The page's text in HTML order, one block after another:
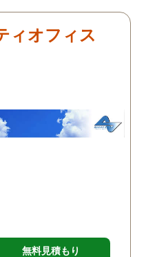
みの日に妻は外出するこ
が多く、探偵にもその旨
入り、妻が男とラブホテ
に入って行った瞬間を押
えたとのことでした。あ
ィオフィス
無料見積もり